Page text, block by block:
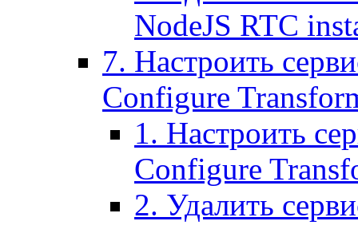
NodeJS RTC
7. Настроить
Configure
1. Настроить
Configure
2. Удалить